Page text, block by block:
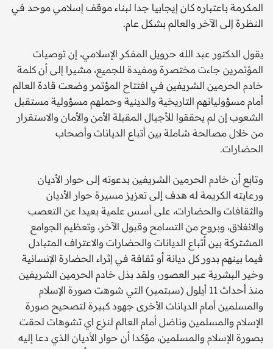
المكرمة باعتباره كان إيجابيا جدا لبناء موقف إسلامي موحد في
النظرة إلى الآخر والعالم بشكل عام.
يقول الدكتور عبد الله حرويل المفكر الإسلامي، إن توصيات
المؤتمرين جاءت مختصرة ومفيدة للجميع، مشيرا إلى أن كلمة
خادم الحرمين الشريفين في افتتاح المؤتمر وضعت قادة العالم
أمام مسؤولياتهم التاريخية والدينية وحملهم مسؤولية مستقبل
الشعوب إن لم يحققوا للأجيال المقبلة الأمن والأمان والاستقرار
من خلال مصالحة شاملة بين أتباع الديانات وأصحاب
الحضارات.
وتابع أن خادم الحرمين الشريفين بدعوته إلى حوار الأديان
ورعايته الكريمة له هدف إلى تعزيز مسيرة حوار الأديان
والثقافات والحضارات، على أسس علمية بعيدا عن التعصب
والانغلاق، وبروح من التسامح وقبول الآخر، وتعظيم الجوامع
المشتركة بين أتباع الديانات والحضارات والاعتراف المتبادل
فيما بينهم بدور كل ديانة أو ثقافة في إثراء الحضارة الإنسانية
وخير البشرية عبر العصور، ولقد بذل خادم الحرمين الشريفين
منذ أحداث 11 أيلول (سبتمبر) التي شوهت صورة الإسلام
والمسلمين أمام الديانات الأخرى جهود كبيرة لتصحيح صورة
الإسلام والمسلمين وناضل أمام العالم لنزع اي تشوهات لحقت
بصورة الإسلام والمسلمين، مؤكدا أن حوار الأديان الذي دعا إليه